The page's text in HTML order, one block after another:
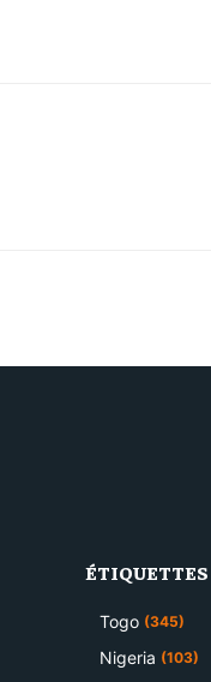
ÉTIQUETTES
Togo (345)
Nigeria (103)